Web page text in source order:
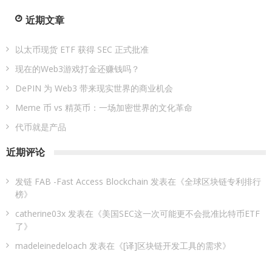
近期文章
以太币现货 ETF 获得 SEC 正式批准
现在的Web3游戏打金还赚钱吗？
DePIN 为 Web3 带来现实世界的商业机会
Meme 币 vs 精英币：一场加密世界的文化革命
代币就是产品
近期评论
发链 FAB -Fast Access Blockchain 发表在《全球区块链专利排行
榜》
catherine03x 发表在《美国SEC这一次可能更不会批准比特币ETF
了》
madeleinedeloach 发表在《[译]区块链开发工具的需求》